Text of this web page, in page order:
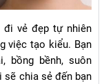
đi vẻ đẹp tự nhiên
việc tạo kiểu. Bạn
bồng bềnh, suôn
sẽ chia sẻ đến bạn